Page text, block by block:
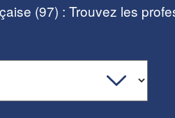
(97) : Trouvez les